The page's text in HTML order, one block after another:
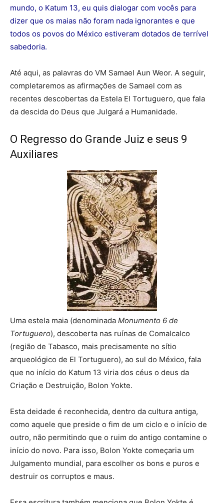
mundo, o Katum 13, eu quis dialogar com vocês para
dizer que os maias não foram nada ignorantes e que
todos os povos do México estiveram dotados de terrível
sabedoria.
Até aqui, as palavras do VM Samael Aun Weor. A seguir,
completaremos as afirmações de Samael com as
recentes descobertas da Estela El Tortuguero, que fala
da descida do Deus que Julgará a Humanidade.
O Regresso do Grande Juiz e seus 9
Auxiliares
Uma estela maia (denominada Monumento 6 de
Tortuguero), descoberta nas ruínas de Comalcalco
(região de Tabasco, mais precisamente no sítio
arqueológico de El Tortuguero), ao sul do México, fala
que no início do Katum 13 viria dos céus o deus da
Criação e Destruição, Bolon Yokte.
Esta deidade é reconhecida, dentro da cultura antiga,
como aquele que preside o fim de um ciclo e o início de
outro, não permitindo que o ruim do antigo contamine o
início do novo. Para isso, Bolon Yokte começaria um
Julgamento mundial, para escolher os bons e puros e
destruir os corruptos e maus.